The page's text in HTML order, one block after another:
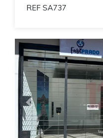
REF SA737
Previous